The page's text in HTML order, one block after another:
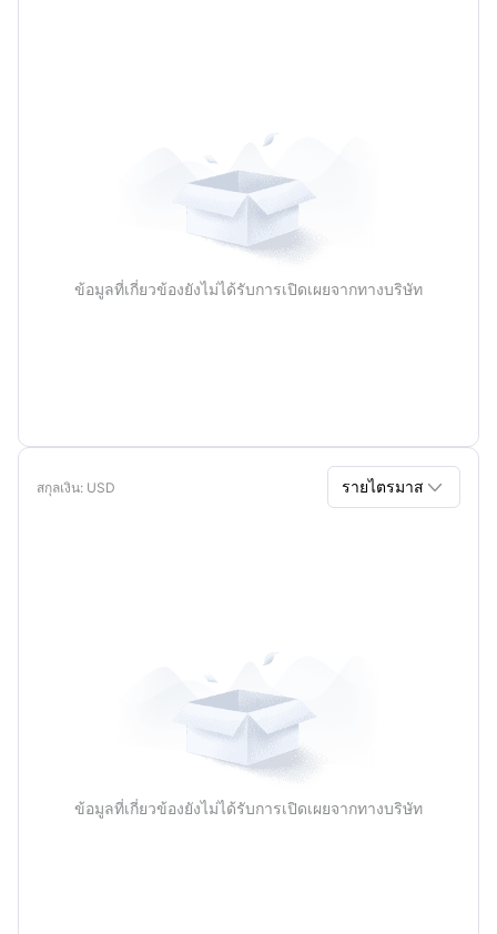
ข้อมูลที่เกี่ยวข้องยังไม่ได้รับการเปิดเผยจากทางบริษัท
สกุลเงิน: USD รายไตรมาส 
ข้อมูลที่เกี่ยวข้องยังไม่ได้รับการเปิดเผยจากทางบริษัท